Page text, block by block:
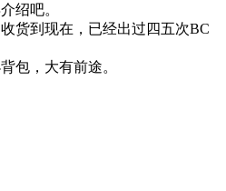
绍吧。
货到现在，已经出过四五次BC
包，大有前途。